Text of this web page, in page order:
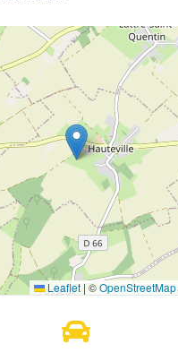
Leaflet | ©OpenStreetMap